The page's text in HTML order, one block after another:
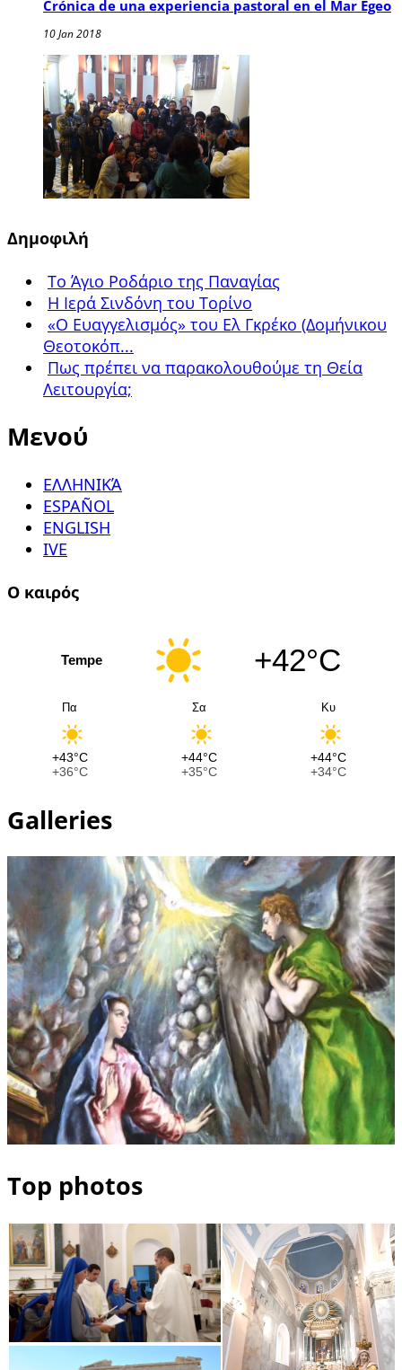
Crónica de una experiencia pastoral en el Mar Egeo
10 Jan 2018
Δημοφιλή
Το Άγιο Ροδάριο της Παναγίας
Η Ιερά Σινδόνη του Τορίνο
«Ο Ευαγγελισμός» του Ελ Γκρέκο (Δομήνικου
Θεοτοκόπ...
Πως πρέπει να παρακολουθούμε τη Θεία
Λειτουργία;
Μενού
ΕΛΛΗΝΙΚΆ
ESPAÑOL
ENGLISH
IVE
Ο καιρός
Tempe +42°C
Πα
+43°C
+36°C
Σα
+44°C
+35°C
Κυ
+44°C
+34°C
Galleries
Top photos